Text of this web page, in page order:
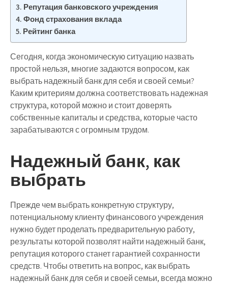
Репутация банковского учреждения
Фонд страхования вклада
Рейтинг банка
Сегодня, когда экономическую ситуацию назвать
простой нельзя, многие задаются вопросом, как
выбрать надежный банк для себя и своей семьи?
Каким критериям должна соответствовать надежная
структура, которой можно и стоит доверять
собственные капиталы и средства, которые часто
зарабатываются с огромным трудом.
Надежный банк, как
выбрать
Прежде чем выбрать конкретную структуру,
потенциальному клиенту финансового учреждения
нужно будет проделать предварительную работу,
результаты которой позволят найти надежный банк,
репутация которого станет гарантией сохранности
средств. Чтобы ответить на вопрос, как выбрать
надежный банк для себя и своей семьи, всегда можно